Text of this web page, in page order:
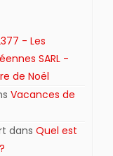
- Les
SARL -
de Noël
Vacances de
dans Quel est